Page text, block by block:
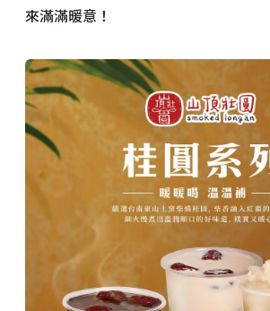
來滿滿暖意！